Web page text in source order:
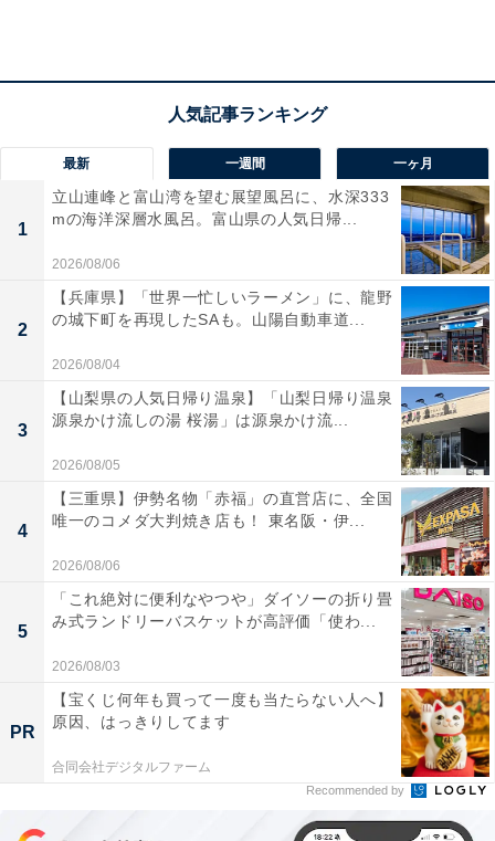
（画像出典：Amazon）
ドラマの主題歌にもなり、2008年のリリース以来、長く
最新 一週間 一ヶ月
1
立山連峰と富山湾を望む展望風呂に、水深333
mの海洋深層水風呂。富山県の人気日帰...
2026/08/06
2
【兵庫県】「世界一忙しいラーメン」に、龍野
の城下町を再現したSAも。山陽自動車道...
2026/08/04
3
【山梨県の人気日帰り温泉】「山梨日帰り温泉
源泉かけ流しの湯 桜湯」は源泉かけ流...
2026/08/05
4
【三重県】伊勢名物「赤福」の直営店に、全国
唯一のコメダ大判焼き店も！ 東名阪・伊...
2026/08/06
5
「これ絶対に便利なやつや」ダイソーの折り畳
み式ランドリーバスケットが高評価「使わ...
2026/08/03
PR
【宝くじ何年も買って一度も当たらない人へ】
原因、はっきりしてます
合同会社デジタルファーム
Recommended by